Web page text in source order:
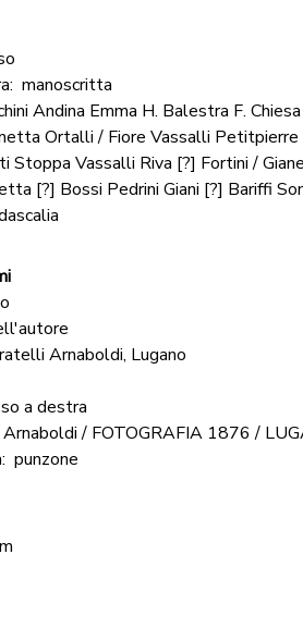
manoscritta
Andina Emma H. Balestra F.
Ortalli / Fiore Vassalli
Stoppa Vassalli Riva [?] Fortini /
[?] Bossi Pedrini Giani [?] Bariffi
Arnaboldi, Lugano
a destra
Arnaboldi / FOTOGRAFIA 1876 /
punzone